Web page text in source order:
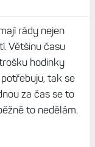
pod 30% Je
poklesem pod
jen kroutím hlavou
bez nabíjení a
zásuvky.